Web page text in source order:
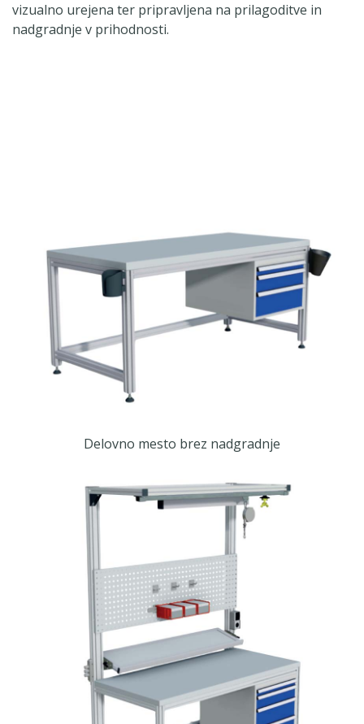
vizualno urejena ter pripravljena na prilagoditve in
nadgradnje v prihodnosti.
Delovno mesto brez nadgradnje